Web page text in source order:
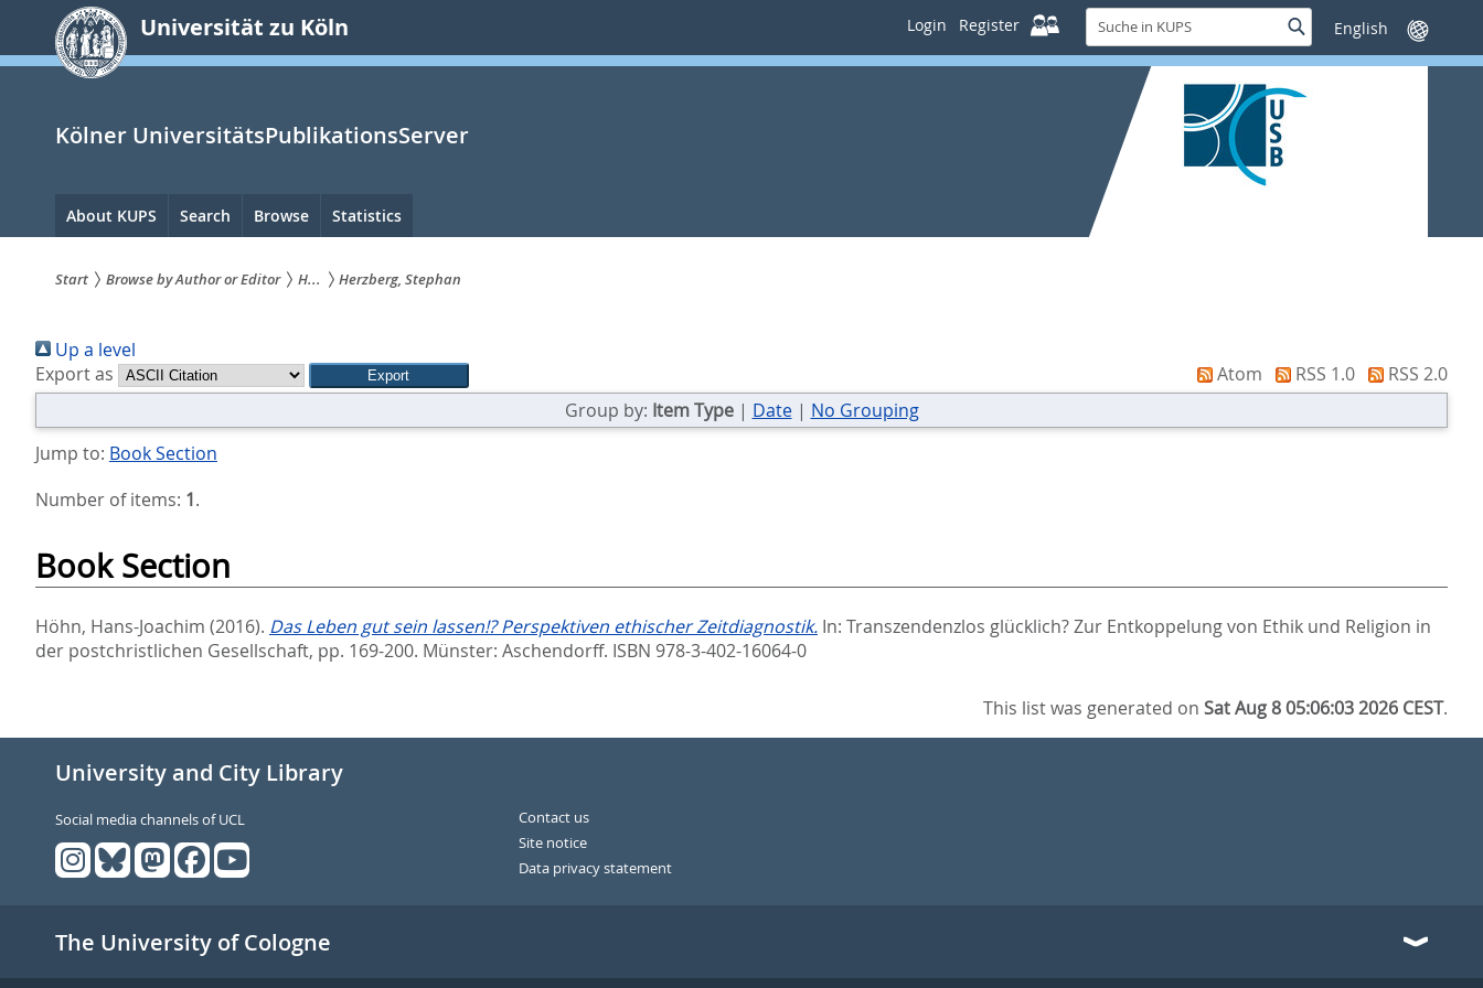
springen
Universität zu Köln Login Register
Suche
in
KUPS
SucheSprache
wechseln
Kölner UniversitätsPublikationsServer
Hauptnavigation
About KUPS Search Browse Statistics
sind
hier:
Start Browse by Author or Editor H... Herzberg, Stephan
Up a level
Export as
Atom RSS 1.0
RSS 2.0
Group by: Item Type| Date| No Grouping
Jump to: Book Section
Number of items: 1.
Book Section
Höhn, Hans-Joachim (2016). Das Leben gut sein lassen!? Perspektiven ethischer Zeitdiagnostik. In: Transzendenzlos glücklich? Zur Entkoppelung von Ethik und Religion in
der postchristlichen Gesellschaft, pp. 169-200. Münster: Aschendorff. ISBN 978-3-402-16064-0
This list was generated onSat Aug 8 05:06:03 2026 CEST.
University and City Library
Social media channels of UCL
Contact us
Site notice
Data privacy statement
The University of Cologne